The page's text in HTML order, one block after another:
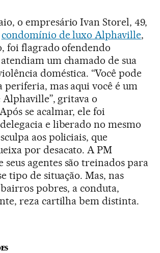
o empresário Ivan Storel, 49,
condomínio de luxo Alphaville,
foi flagrado ofendendo
um chamado de sua
doméstica. “Você pode
periferia, mas aqui você é um
Alphaville”, gritava o
se acalmar, ele foi
e liberado no mesmo
aos policiais, que
por desacato. A PM
agentes são treinados para
tipo de situação. Mas, nas
pobres, a conduta,
reza cartilha bem distinta.